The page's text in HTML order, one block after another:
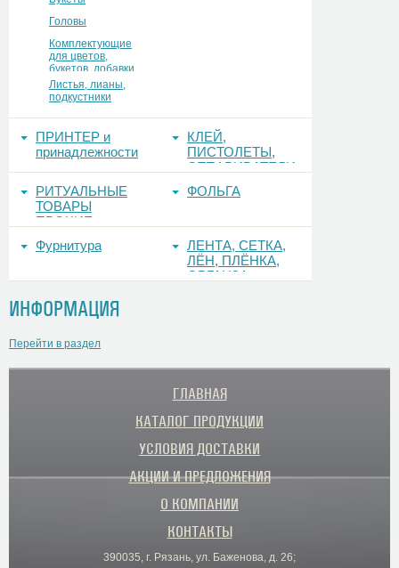
Головы
Комплектующие
для цветов,
букетов, добавки
Листья, лианы,
подкустники
ПРИНТЕР и
принадлежности
КЛЕЙ,
ПИСТОЛЕТЫ,
ОТПАРИВАТЕЛИ
РИТУАЛЬНЫЕ
ТОВАРЫ
ПРОЧИЕ
ФОЛЬГА
Фурнитура
ЛЕНТА, СЕТКА,
ЛЁН, ПЛЁНКА,
ОРГАНЗА
ИНФОРМАЦИЯ
Перейти в раздел
ГЛАВНАЯ
КАТАЛОГ ПРОДУКЦИИ
УСЛОВИЯ ДОСТАВКИ
АКЦИИ И ПРЕДЛОЖЕНИЯ
О КОМПАНИИ
КОНТАКТЫ
390035, г. Рязань, ул. Баженова, д. 26;